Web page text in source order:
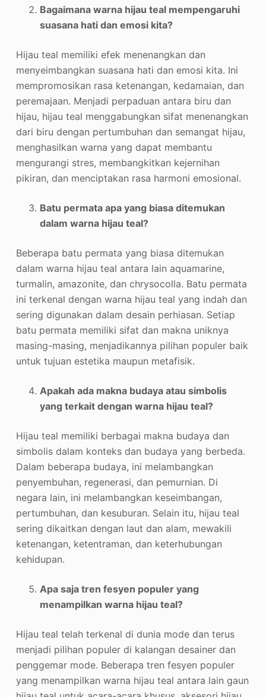
Bagaimana warna hijau teal mempengaruhi
suasana hati dan emosi kita?
Hijau teal memiliki efek menenangkan dan
menyeimbangkan suasana hati dan emosi kita. Ini
mempromosikan rasa ketenangan, kedamaian, dan
peremajaan. Menjadi perpaduan antara biru dan
hijau, hijau teal menggabungkan sifat menenangkan
dari biru dengan pertumbuhan dan semangat hijau,
menghasilkan warna yang dapat membantu
mengurangi stres, membangkitkan kejernihan
pikiran, dan menciptakan rasa harmoni emosional.
Batu permata apa yang biasa ditemukan
dalam warna hijau teal?
Beberapa batu permata yang biasa ditemukan
dalam warna hijau teal antara lain aquamarine,
turmalin, amazonite, dan chrysocolla. Batu permata
ini terkenal dengan warna hijau teal yang indah dan
sering digunakan dalam desain perhiasan. Setiap
batu permata memiliki sifat dan makna uniknya
masing-masing, menjadikannya pilihan populer baik
untuk tujuan estetika maupun metafisik.
Apakah ada makna budaya atau simbolis
yang terkait dengan warna hijau teal?
Hijau teal memiliki berbagai makna budaya dan
simbolis dalam konteks dan budaya yang berbeda.
Dalam beberapa budaya, ini melambangkan
penyembuhan, regenerasi, dan pemurnian. Di
negara lain, ini melambangkan keseimbangan,
pertumbuhan, dan kesuburan. Selain itu, hijau teal
sering dikaitkan dengan laut dan alam, mewakili
ketenangan, ketentraman, dan keterhubungan
kehidupan.
Apa saja tren fesyen populer yang
menampilkan warna hijau teal?
Hijau teal telah terkenal di dunia mode dan terus
menjadi pilihan populer di kalangan desainer dan
penggemar mode. Beberapa tren fesyen populer
yang menampilkan warna hijau teal antara lain gaun